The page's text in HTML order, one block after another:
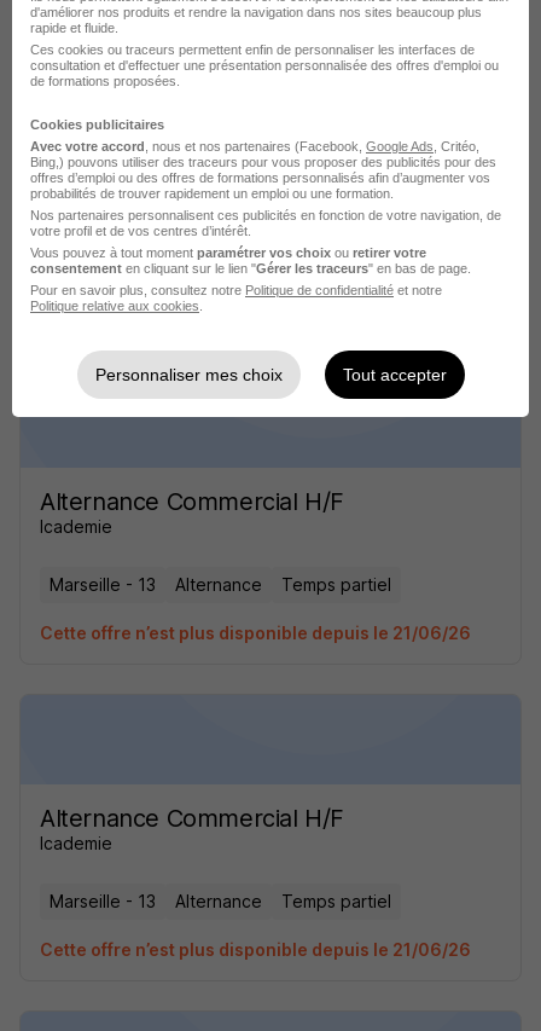
Alternance Commercial H/F
Icademie
Marseille - 13 Alternance Temps partiel
Cette offre n’est plus disponible depuis le 21/06/26
Alternance Commercial H/F
Icademie
Marseille - 13 Alternance Temps partiel
Cette offre n’est plus disponible depuis le 21/06/26
Alternance Commercial H/F
Icademie
Marseille - 13 Alternance Temps partiel
Cette offre n’est plus disponible depuis le 21/06/26
d'améliorer nos produits et rendre la navigation dans nos sites beaucoup plus
rapide et fluide.
Ces cookies ou traceurs permettent enfin de personnaliser les interfaces de
consultation et d'effectuer une présentation personnalisée des offres d'emploi ou
de formations proposées.
Cookies publicitaires
Avec votre accord , nous et nos partenaires (Facebook, Google Ads , Critéo,
Bing,) pouvons utiliser des traceurs pour vous proposer des publicités pour des
offres d’emploi ou des offres de formations personnalisés afin d’augmenter vos
probabilités de trouver rapidement un emploi ou une formation.
Nos partenaires personnalisent ces publicités en fonction de votre navigation, de
votre profil et de vos centres d’intérêt.
Vous pouvez à tout moment paramétrer vos choix ou retirer votre
consentement en cliquant sur le lien "Gérer les traceurs" en bas de page.
Pour en savoir plus, consultez notre Politique de confidentialité et notre
Politique relative aux cookies
Personnaliser mes choix Tout accepter